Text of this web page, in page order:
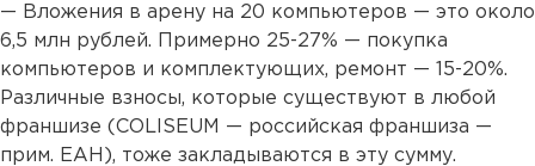
— Вложения в арену на 20 компьютеров — это около
6,5 млн рублей. Примерно 25-27% — покупка
компьютеров и комплектующих, ремонт — 15-20%.
Различные взносы, которые существуют в любой
франшизе (COLISEUM — российская франшиза —
прим. ЕАН), тоже закладываются в эту сумму.